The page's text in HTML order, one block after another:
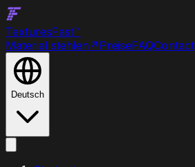
TexturesFast™
Material stehlen ↗ PreiseFAQContact
Deutsch